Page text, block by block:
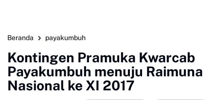
Beranda payakumbuh
Kontingen Pramuka Kwarcab
Payakumbuh menuju Raimuna
Nasional ke XI 2017